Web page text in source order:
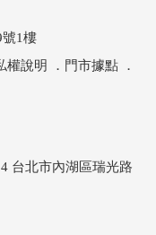
號1樓
權說明 ． 門市據點 ．
台北市內湖區瑞光路